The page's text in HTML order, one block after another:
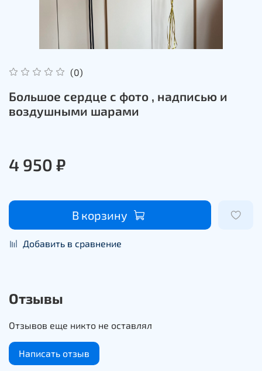
(0)
Большое сердце с фото , надписью и
воздушными шарами
4 950 ₽
В корзину
Добавить в сравнение
Отзывы
Отзывов еще никто не оставлял
Написать отзыв